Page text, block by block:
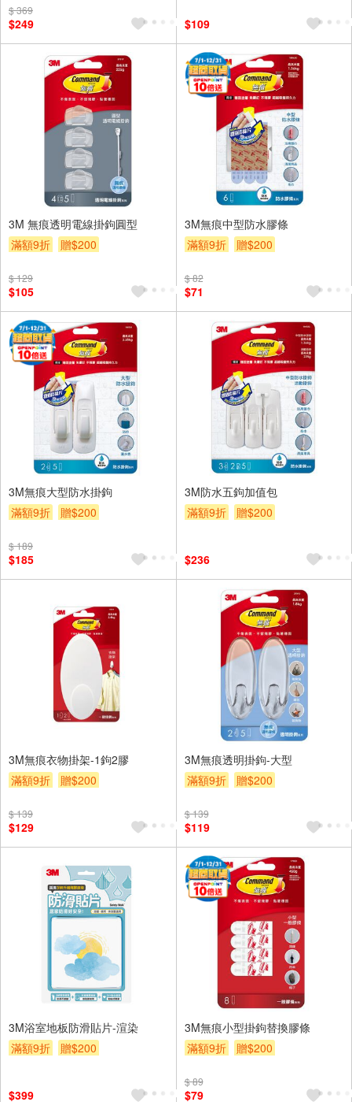
$ 369
$249 $109
3M 無痕透明電線掛鉤圓型
滿額9折
贈$200
$ 129
$105
3M無痕中型防水膠條
滿額9折
贈$200
$ 82
$71
3M無痕大型防水掛鉤
滿額9折
贈$200
$ 189
$185
3M防水五鉤加值包
滿額9折
贈$200
$236
3M無痕衣物掛架-1鉤2膠
滿額9折
贈$200
$ 139
$129
3M無痕透明掛鉤-大型
滿額9折
贈$200
$ 139
$119
3M浴室地板防滑貼片-渲染
滿額9折
贈$200
$399
3M無痕小型掛鉤替換膠條
滿額9折
贈$200
$ 89
$79